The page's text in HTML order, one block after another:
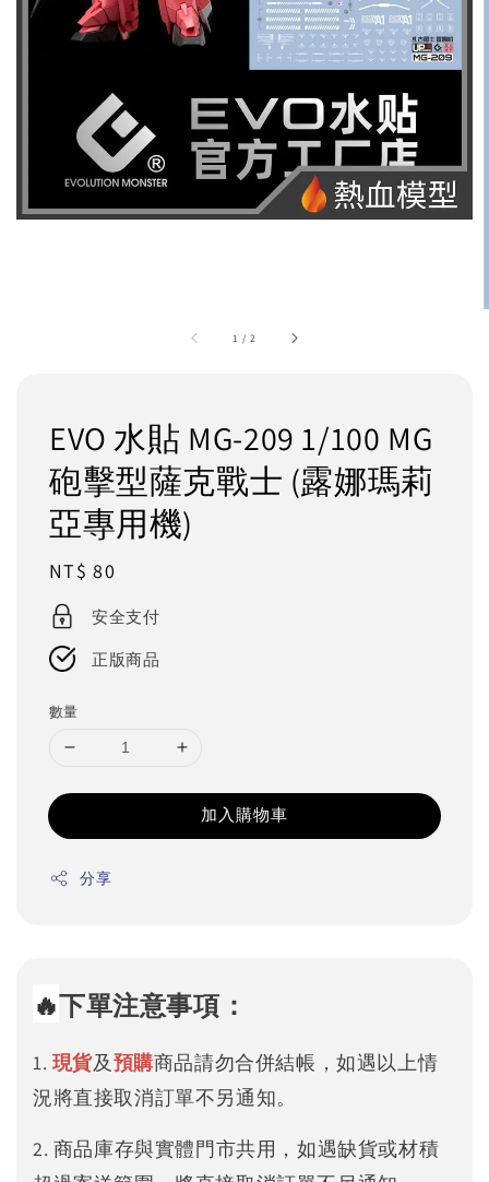
1 /2
EVO 水貼 MG-209 1/100 MG
砲擊型薩克戰士 (露娜瑪莉
亞專用機)
Regular
price
NT$ 80
安全支付
正版商品
數量
加入購物車
分享
🔥下單注意事項：
1. 現貨及預購商品請勿合併結帳，如遇以上情
況將直接取消訂單不另通知。
2. 商品庫存與實體門市共用，如遇缺貨或材積